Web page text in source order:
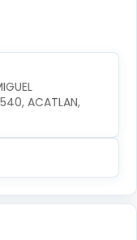
ACATLAN,